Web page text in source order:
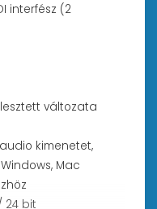
interfész (2
változata
kimenetet,
Mac
24 bit